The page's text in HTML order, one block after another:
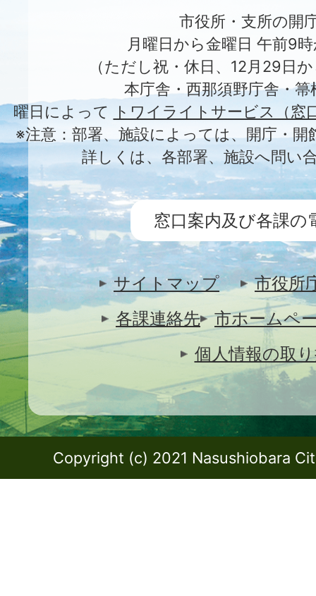
市役所・支所の開
月曜日から金曜日 午前9
（ただし祝・休日、12月29日
本庁舎・西那須野庁舎・
曜日によって
トワイライトサービス（窓
※注意：部署、施設によっては、開庁・
詳しくは、各部署、施設へ問い
窓口案内及び各課の
サイトマップ
市役所
各課連絡先
市ホームペ
個人情報の取
Copyright (c) 2021 Nasushiobara